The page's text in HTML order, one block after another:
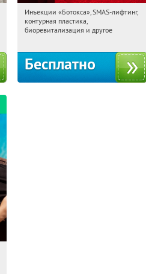
01:27:09 Получили:2948
Кантемировская
Инъекции «Ботокса», SMAS-лифтинг,
контурная пластика,
биоревитализация и другое
Бесплатно